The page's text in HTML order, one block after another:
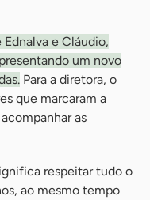
e Cláudio,
um novo
Para a diretora, o
que marcaram a
as
respeitar tudo o
ao mesmo tempo